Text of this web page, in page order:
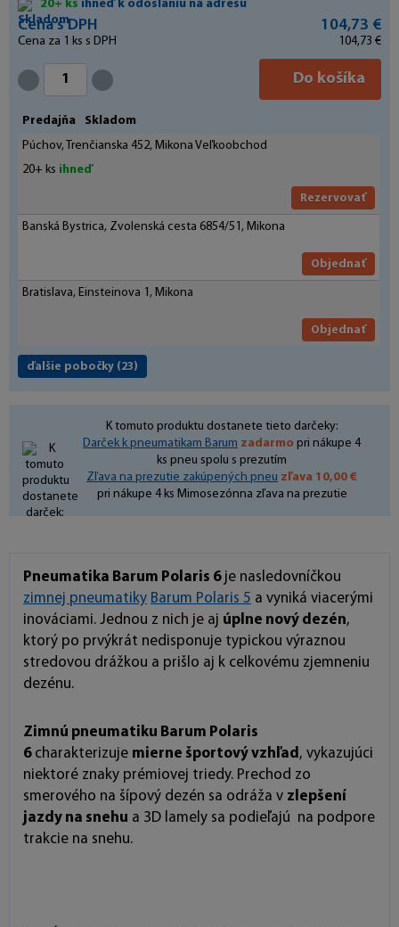
20+ ks ihneď k odoslaniu na adresu
Cena s DPH 104,73 €
Cena za 1 ks s DPH 104,73 €
Do košíka
Predajňa
Skladom
Púchov, Trenčianska 452, Mikona Veľkoobchod
20+ ks ihneď
Rezervovať
Banská Bystrica, Zvolenská cesta 6854/51, Mikona
Objednať
Bratislava, Einsteinova 1, Mikona
Objednať
ďalšie pobočky (23)
K tomuto produktu dostanete tieto darčeky:
Darček k pneumatikam Barum zadarmo pri nákupe 4
ks pneu spolu s prezutím
Zľava na prezutie zakúpených pneu zľava 10,00 €
pri nákupe 4 ks Mimosezónna zľava na prezutie
Pneumatika Barum Polaris 6je nasledovníčkou
zimnej pneumatiky Barum Polaris 5 a vyniká viacerými
inováciami. Jednou z nich je aj úplne nový dezén,
ktorý po prvýkrát nedisponuje typickou výraznou
stredovou drážkou a prišlo aj k celkovému zjemneniu
dezénu.
Zimnú pneumatiku Barum Polaris
6charakterizuje mierne športový vzhľad , vykazujúci
niektoré znaky prémiovej triedy. Prechod zo
smerového na šípový dezén sa odráža v zlepšení
jazdy na snehu a 3D lamely sa podieľajú na podpore
trakcie na snehu.